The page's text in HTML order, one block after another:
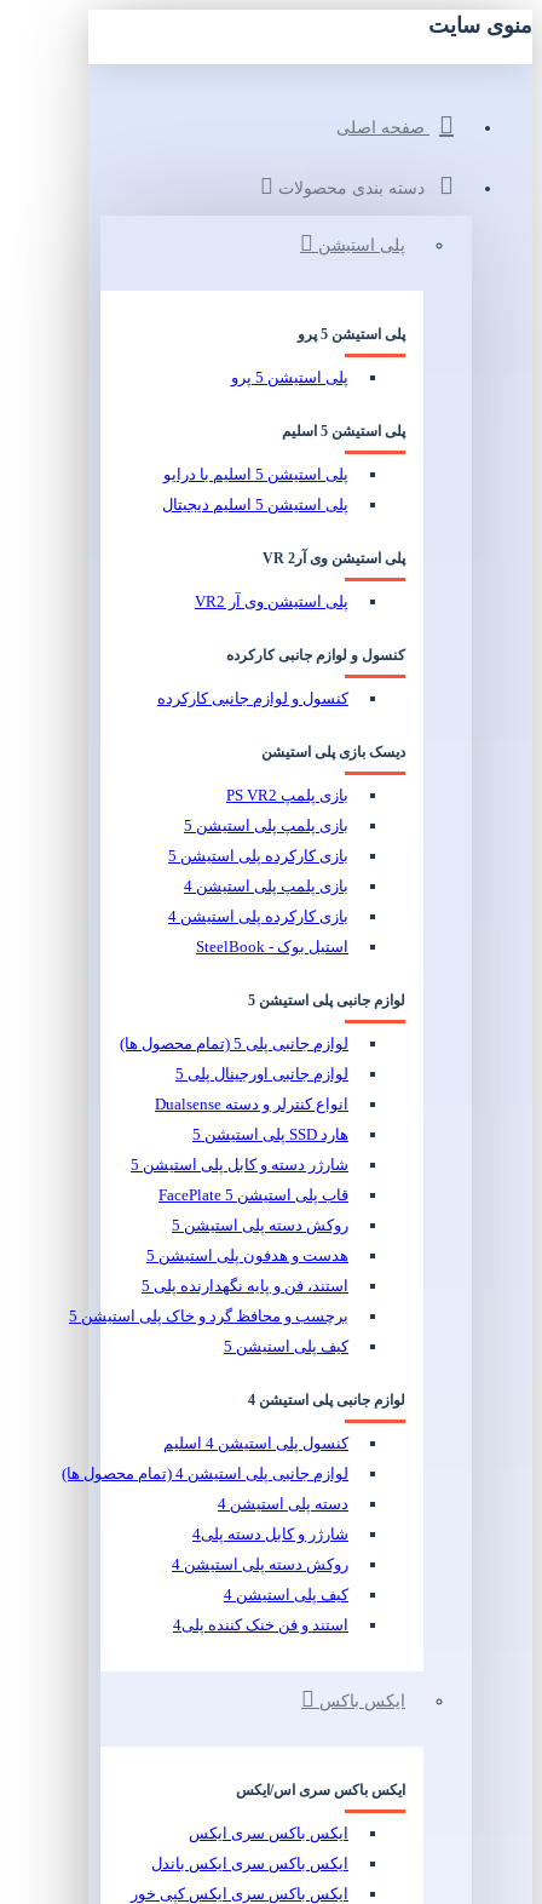
منوی سایت
صفحه اصلی
دسته بندی محصولات
پلی استیشن
پلی استیشن 5 پرو
پلی استیشن 5 پرو
پلی استیشن 5 اسلیم
پلی استیشن 5 اسلیم با درایو
پلی استیشن 5 اسلیم دیجیتال
پلی استیشن وی آر2 VR
پلی استیشن وی آر VR2
کنسول و لوازم جانبی کارکرده
کنسول و لوازم جانبی کارکرده
دیسک بازی پلی استیشن
بازی پلمپ PS VR2
بازی پلمپ پلی استیشن 5
بازی کارکرده پلی استیشن 5
بازی پلمپ پلی استیشن 4
بازی کارکرده پلی استیشن 4
استیل بوک - SteelBook
لوازم جانبی پلی استیشن 5
لوازم جانبی پلی 5 (تمام محصول ها)
لوازم جانبی اورجینال پلی 5
انواع کنترلر و دسته Dualsense
هارد SSD پلی استیشن 5
شارژر دسته و کابل پلی استیشن 5
قاب پلی استیشن 5 FacePlate
روکش دسته پلی استیشن 5
هدست و هدفون پلی استیشن 5
استند، فن و پایه نگهدارنده پلی 5
برچسب و محافظ گرد و خاک پلی استیشن 5
کیف پلی استیشن 5
لوازم جانبی پلی استیشن 4
کنسول پلی استیشن 4 اسلیم
لوازم جانبی پلی استیشن 4 (تمام محصول ها)
دسته پلی استیشن 4
شارژر و کابل دسته پلی4
روکش دسته پلی استیشن 4
کیف پلی استیشن 4
استند و فن خنک کننده پلی4
ایکس باکس
ایکس باکس سری اس/ایکس
ایکس باکس سری ایکس
ایکس باکس سری ایکس باندل
ایکس باکس سری ایکس کپی خور